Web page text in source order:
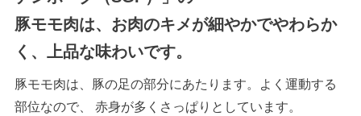
豚モモ肉は、お肉のキメが細やかでやわらか
く、上品な味わいです。
豚モモ肉は、豚の足の部分にあたります。よく運動する
部位なので、 赤身が多くさっぱりとしています。